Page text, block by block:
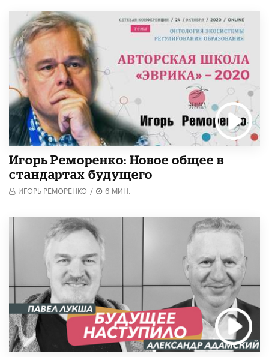
Игорь Реморенко: Новое общее в
стандартах будущего
ИГОРЬ РЕМОРЕНКО / 6 МИН.